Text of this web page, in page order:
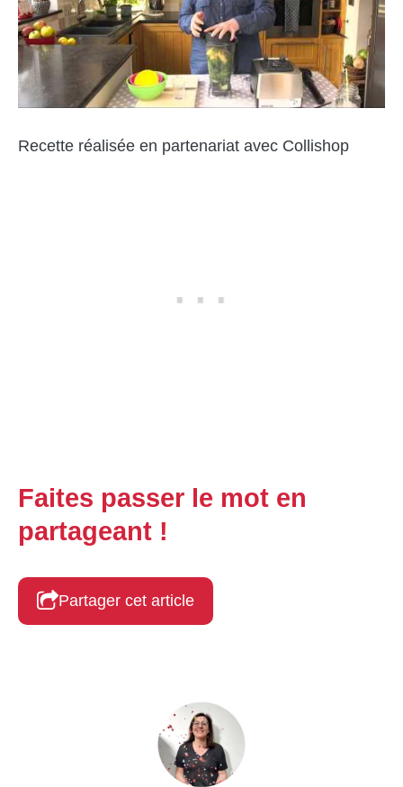
Recette réalisée en partenariat avec Collishop
Faites passer le mot en
partageant !
Partager cet article